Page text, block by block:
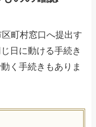
町村窓口へ提出す
日に動ける手続き
く手続きもありま